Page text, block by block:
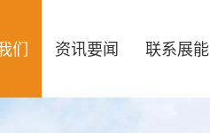
们 资讯要闻 联系展能